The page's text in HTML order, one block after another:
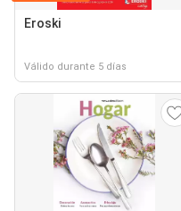
Eroski
Válido durante 5 días